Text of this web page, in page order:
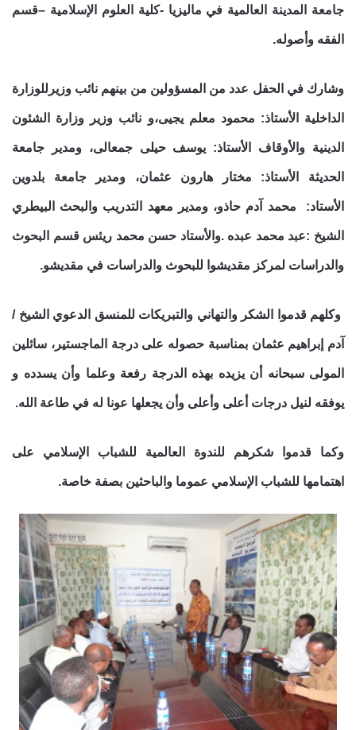
جامعة المدينة العالمية في ماليزيا -كلية العلوم الإسلامية –قسم
الفقه وأصوله.
وشارك في الحفل عدد من المسؤولين من بينهم نائب وزيرللوزارة
الداخلية الأستاذ: محمود معلم يجيى،و نائب وزير وزارة الشئون
الدينية والأوقاف الأستاذ: يوسف حيلى جمعالى، ومدير جامعة
الحديثة الأستاذ: مختار هارون عثمان، ومدير جامعة بلدوين
الأستاد: محمد آدم حاذو، ومدير معهد التدريب والبحث البيطري
الشيخ :عبد محمد عبده .والأستاد حسن محمد ريئس قسم البحوث
والدراسات لمركز مقديشوا للبحوث والدراسات في مقديشو.
وكلهم قدموا الشكر والتهاني والتبريكات للمنسق الدعوي الشيخ /
آدم إبراهيم عثمان بمناسبة حصوله على درجة الماجستير، سائلين
المولى سبحانه أن يزيده بهذه الدرجة رفعة وعلما وأن يسدده و
يوفقه لنيل درجات أعلى وأعلى وأن يجعلها عونا له في طاعة الله.
وكما قدموا شكرهم للندوة العالمية للشباب الإسلامي على
اهتمامها للشباب الإسلامي عموما والباحثين بصفة خاصة.